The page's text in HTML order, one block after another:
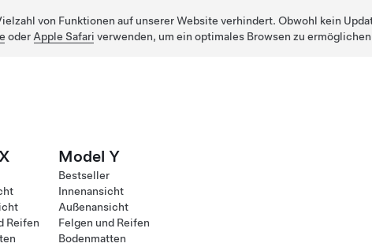
von Funktionen auf unserer Website verhindert. Obwohl kein
oder Apple Safari verwenden, um ein optimales Browsen zu
Reifen
Model Y
Bestseller
Innenansicht
Außenansicht
Felgen und Reifen
Bodenmatten